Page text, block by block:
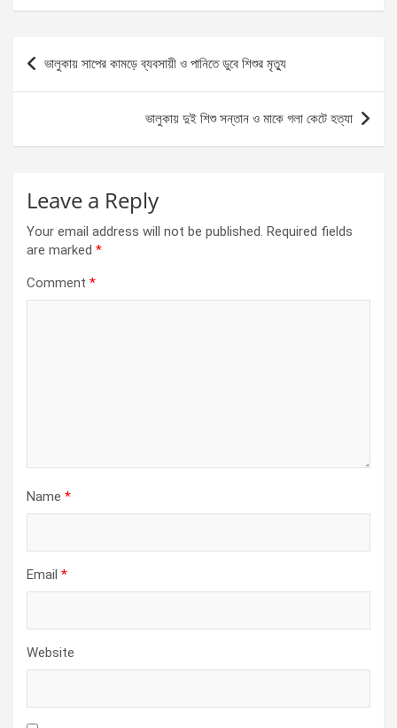
ce
o
se
g
at
A
ar
e
Post
navigation
ভালুকায় সাপের কামড়ে ব্যবসায়ী ও পানিতে ডুবে শিশুর মৃত্যু
ভালুকায় দুই শিশু সন্তান ও মাকে গলা কেটে হত্যা
Leave a Reply
Your email address will not be published. Required fields
are marked *
Comment *
Name *
Email *
Website